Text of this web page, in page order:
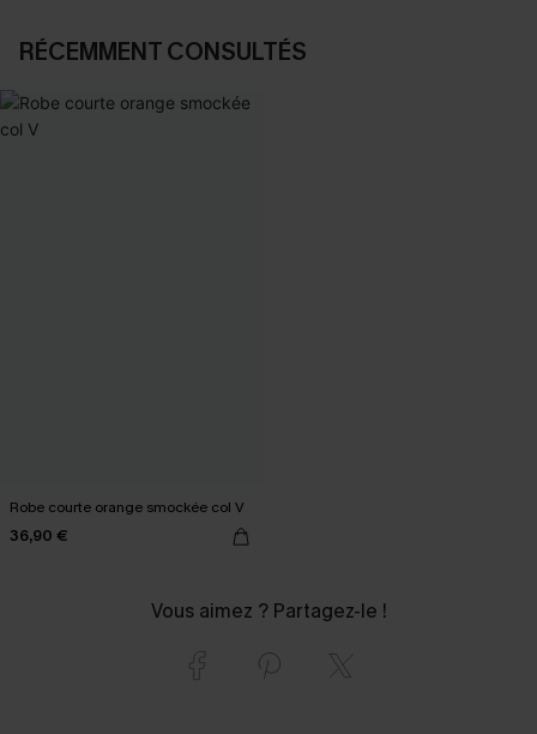
RÉCEMMENT CONSULTÉS
Robe courte orange smockée col V
36,90 €
Vous aimez ? Partagez-le !